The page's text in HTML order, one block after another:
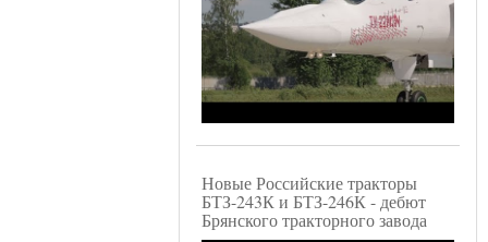
Новые Российские тракторы
БТЗ-243К и БТЗ-246К - дебют
Брянского тракторного завода